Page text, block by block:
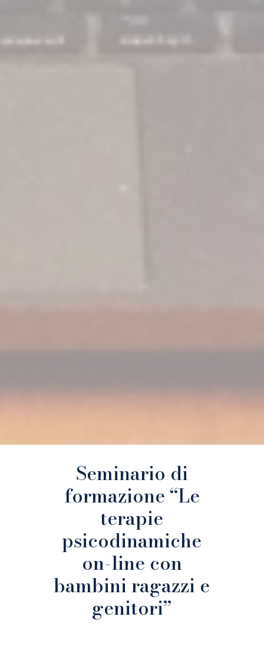
Seminario di
formazione “Le
terapie
psicodinamiche
on-line con
bambini ragazzi e
genitori”